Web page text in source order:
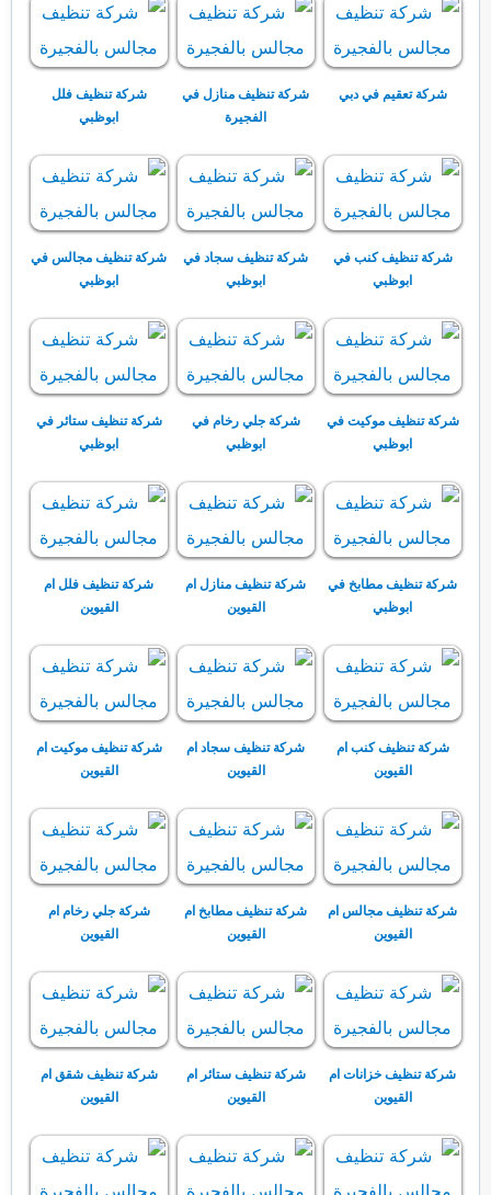
شركة تعقيم في دبي
شركة تنظيف منازل في
الفجيرة
شركة تنظيف فلل
ابوظبي
شركة تنظيف كنب في
ابوظبي
شركة تنظيف سجاد في
ابوظبي
شركة تنظيف مجالس في
ابوظبي
شركة تنظيف موكيت في
ابوظبي
شركة جلي رخام في
ابوظبي
شركة تنظيف ستائر في
ابوظبي
شركة تنظيف مطابخ في
ابوظبي
شركة تنظيف منازل ام
القيوين
شركة تنظيف فلل ام
القيوين
شركة تنظيف كنب ام
القيوين
شركة تنظيف سجاد ام
القيوين
شركة تنظيف موكيت ام
القيوين
شركة تنظيف مجالس ام
القيوين
شركة تنظيف مطابخ ام
القيوين
شركة جلي رخام ام
القيوين
شركة تنظيف خزانات ام
القيوين
شركة تنظيف ستائر ام
القيوين
شركة تنظيف شقق ام
القيوين